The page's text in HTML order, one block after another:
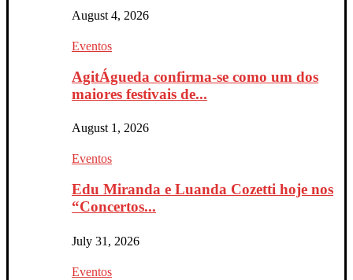
August 4, 2026
Eventos
AgitÁgueda confirma-se como um dos
maiores festivais de...
August 1, 2026
Eventos
Edu Miranda e Luanda Cozetti hoje nos
“Concertos...
July 31, 2026
Eventos